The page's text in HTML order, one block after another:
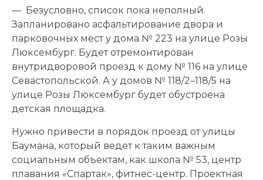
— Безусловно, список пока неполный.
Запланировано асфальтирование двора и
парковочных мест у дома № 223 на улице Розы
Люксембург. Будет отремонтирован
внутридворовой проезд к дому № 116 на улице
Севастопольской. А у домов № 118/2–118/5 на
улице Розы Люксембург будет обустроена
детская площадка.
Нужно привести в порядок проезд от улицы
Баумана, который ведет к таким важным
социальным объектам, как школа № 53, центр
плавания «Спартак», фитнес-центр. Проектная